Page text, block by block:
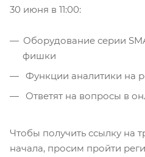
30 июня в 11:00:
Оборудование серии
фишки
Функции аналитики на
Ответят на вопросы в
Чтобы получить ссылку на
начала, просим пройти